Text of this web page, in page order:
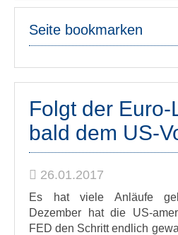
Seite bookmarken
Folgt der Euro-
bald dem US-
26.01.2017
Es hat viele Anläufe
Dezember hat die US-
FED den Schritt endlich